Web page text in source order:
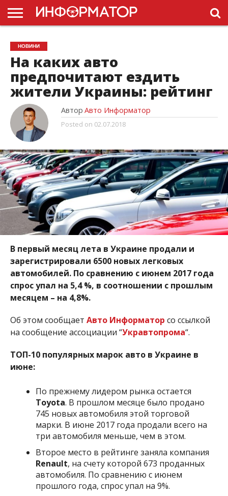
ГОЛОВНА
НОВИНИ
ПДР
УКРАЇНИ
РЕКЛАМА
ПРОЕКТЫ
НОВИНИ
На каких авто
предпочитают ездить
жители Украины: рейтинг
Автор Авто Информатор
Posted on 02.07.2018
В первый месяц лета в Украине продали и
зарегистрировали 6500 новых легковых
автомобилей. По сравнению с июнем 2017 года
спрос упал на 5,4 %, в соотношении с прошлым
месяцем – на 4,8%.
Об этом сообщает Авто Информатор со ссылкой
на сообщение ассоциации “Укравтопрома“.
ТОП-10 популярных марок авто в Украине в
июне:
По прежнему лидером рынка остается
Toyota. В прошлом месяце было продано
745 новых автомобиля этой торговой
марки. В июне 2017 года продали всего на
три автомобиля меньше, чем в этом.
Второе место в рейтинге заняла компания
Renault, на счету которой 673 проданных
автомобиля. По сравнению с июнем
прошлого года, спрос упал на 9%.